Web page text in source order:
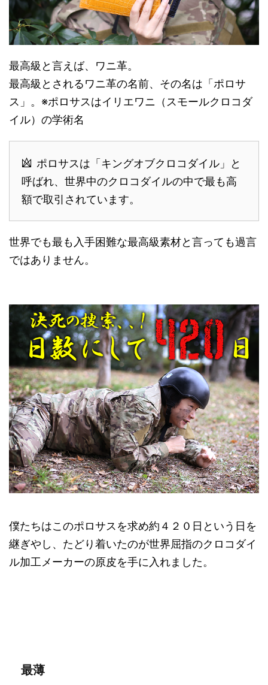
最高級と言えば、ワニ革。
最高級とされるワニ革の名前、その名は「ポロサ
ス」。※ポロサスはイリエワニ（スモールクロコダ
イル）の学術名
ポロサスは「キングオブクロコダイル」と
呼ばれ、世界中のクロコダイルの中で最も高
額で取引されています。
世界でも最も入手困難な最高級素材と言っても過言
ではありません。
僕たちはこのポロサスを求め約４２０日という日を
継ぎやし、たどり着いたのが世界屈指のクロコダイ
ル加工メーカーの原皮を手に入れました。
最薄